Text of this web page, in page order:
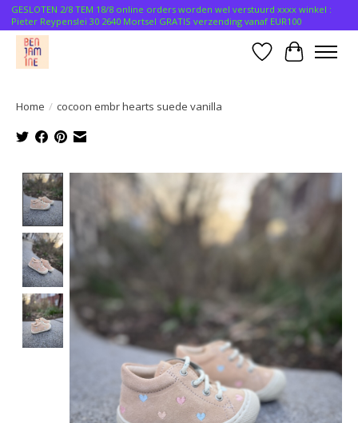
GESLOTEN 2/8 TEM 18/8 online orders worden wel verstuurd xxxx winkel :
Pieter Reypenslei 30 2640 Mortsel GRATIS verzending vanaf EUR100
Verlanglijst
Home / cocoon embr hearts suede vanilla
Product image slideshow Items